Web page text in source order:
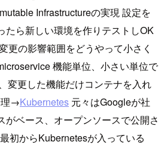
Infrastructureの実現 設定を
たら新しい環境を作りテストしOK
更の影響範囲をどうやって小さく
機能単位、小さい単位で
変更した機能だけコンテナを入れ
理→Kubernetes 元々はGoogleが社
がベース、オープンソースで公開さ
初からKubernetesが入っている